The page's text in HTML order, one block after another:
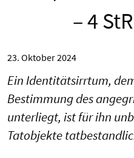
– 4
23. Oktober 2024
Ein Identitätsirrtum,
Bestimmung des
unterliegt, ist für ihn
Tatobjekte